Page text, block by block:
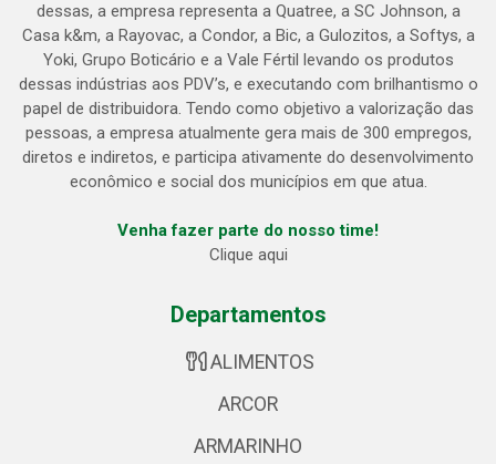
dessas, a empresa representa a Quatree, a SC Johnson, a
Casa k&m, a Rayovac, a Condor, a Bic, a Gulozitos, a Softys, a
Yoki, Grupo Boticário e a Vale Fértil levando os produtos
dessas indústrias aos PDV’s, e executando com brilhantismo o
papel de distribuidora. Tendo como objetivo a valorização das
pessoas, a empresa atualmente gera mais de 300 empregos,
diretos e indiretos, e participa ativamente do desenvolvimento
econômico e social dos municípios em que atua.
Venha fazer parte do nosso time!
Clique aqui
Departamentos
ALIMENTOS
ARCOR
ARMARINHO